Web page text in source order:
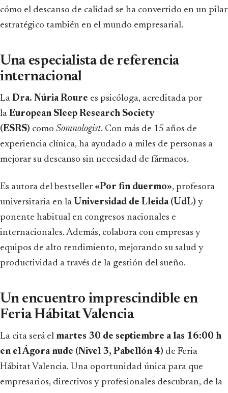
cómo el descanso de calidad se ha convertido en un pilar
estratégico también en el mundo empresarial.
Una especialista de referencia
internacional
La Dra. Núria Roure es psicóloga, acreditada por
la European Sleep Research Society
(ESRS) como Somnologist. Con más de 15 años de
experiencia clínica, ha ayudado a miles de personas a
mejorar su descanso sin necesidad de fármacos.
Es autora del bestseller «Por fin duermo», profesora
universitaria en la Universidad de Lleida (UdL) y
ponente habitual en congresos nacionales e
internacionales. Además, colabora con empresas y
equipos de alto rendimiento, mejorando su salud y
productividad a través de la gestión del sueño.
Un encuentro imprescindible en
Feria Hábitat Valencia
La cita será el martes 30 de septiembre a las 16:00 h
en el Ágora nude (Nivel 3, Pabellón 4) de Feria
Hábitat Valencia. Una oportunidad única para que
empresarios, directivos y profesionales descubran, de la